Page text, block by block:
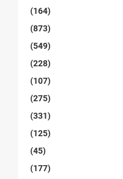
(164)
(873)
(549)
(228)
(107)
(275)
(331)
(125)
(45)
(177)